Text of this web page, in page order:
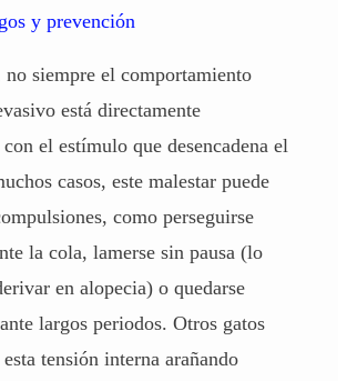
y prevención
siempre el comportamiento
está directamente
el estímulo que desencadena el
casos, este malestar puede
como perseguirse
la cola, lamerse sin pausa (lo
en alopecia) o quedarse
largos periodos. Otros gatos
tensión interna arañando